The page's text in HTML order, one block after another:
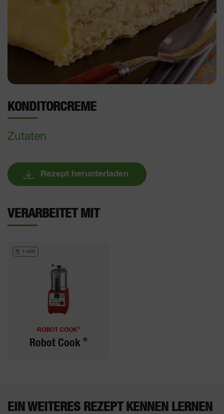
KONDITORCREME
Zutaten
Rezept herunterladen
VERARBEITET MIT
1-300
ROBOT COOK ®
Robot Cook ®
EIN WEITERES REZEPT KENNEN LERNEN